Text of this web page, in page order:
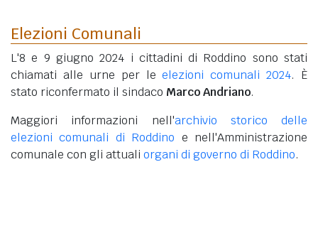
Elezioni Comunali
L'8 e 9 giugno 2024 i cittadini di Roddino sono stati
chiamati alle urne per leelezioni comunali 2024. È
stato riconfermato il sindaco Marco Andriano.
Maggiori informazioni nell'archivio storico delle
elezioni comunali di Roddino e nell'Amministrazione
comunale con gli attuali organi di governo di Roddino.